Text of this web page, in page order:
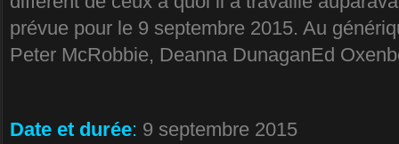
prévue pour le 9 septembre 2015. Au
Peter McRobbie, Deanna DunaganEd
Date et durée: 9 septembre 2015